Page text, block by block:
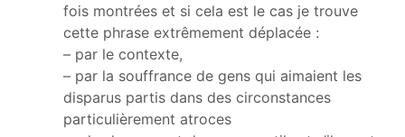
fois montrées et si cela est le cas je trouve
cette phrase extrêmement déplacée :
– par le contexte,
– par la souffrance de gens qui aimaient les
disparus partis dans des circonstances
particulièrement atroces